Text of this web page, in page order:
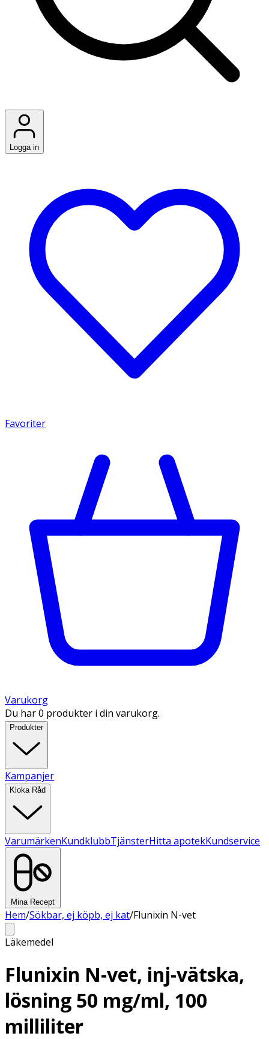
Logga in
Favoriter
Varukorg
Du har 0 produkter i din varukorg.
Produkter
Kampanjer
Kloka Råd
VarumärkenKundklubbTjänsterHitta apotekKundservice
Mina Recept
Hem/Sökbar, ej köpb, ej kat/Flunixin N-vet
Läkemedel
Flunixin N-vet, inj-vätska,
lösning 50 mg/ml, 100
milliliter